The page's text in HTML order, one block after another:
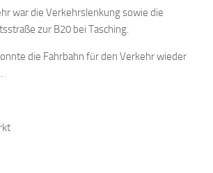
war die Verkehrslenkung sowie die
zur B20 bei Tasching.
die Fahrbahn für den Verkehr wieder